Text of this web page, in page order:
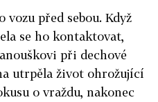
před sebou. Když
se ho kontaktovat,
při dechové
utrpěla život ohrožující
o vraždu, nakonec